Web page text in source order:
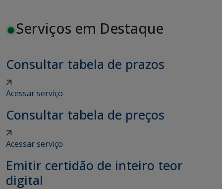
Serviços em Destaque
Consultar tabela de prazos
Acessar serviço
Consultar tabela de preços
Acessar serviço
Emitir certidão de inteiro teor
digital